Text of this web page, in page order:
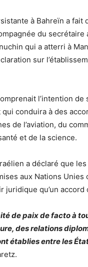
à Bahreïn a fait
du secrétaire
qui a atterri à
sur
l’intention de
conduira à des
de l’aviation, du
et de la science.
a déclaré que
aux Nations Unies
juridique qu’un accord
de paix de facto à
des relations
établies entre les